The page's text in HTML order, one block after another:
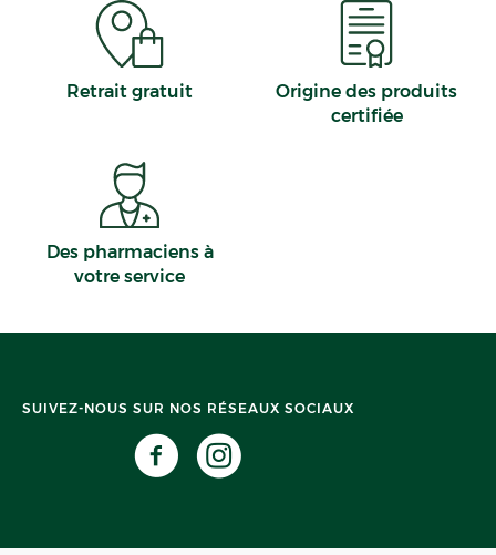
Retrait gratuit
Origine des produits
certifiée
Des pharmaciens à
votre service
SUIVEZ-NOUS SUR NOS RÉSEAUX SOCIAUX